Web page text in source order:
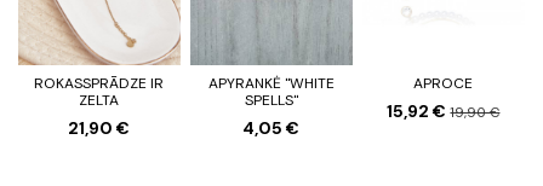
ROKASSPRĀDZE IR
ZELTA
21,90 €
APYRANKĖ "WHITE
SPELLS"
4,05 €
APROCE
15,92 €19,90 €